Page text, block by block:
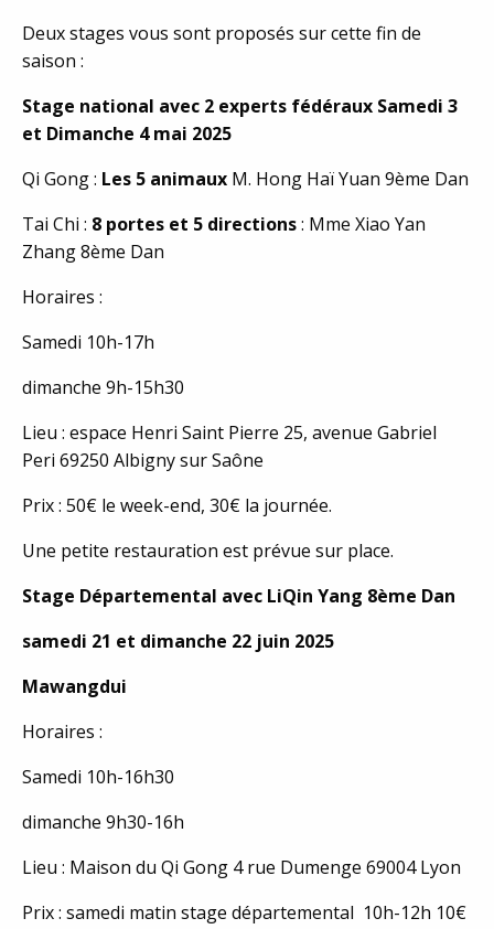
Deux stages vous sont proposés sur cette fin de
saison :
Stage national avec 2 experts fédéraux Samedi 3
et Dimanche 4 mai 2025
Qi Gong : Les 5 animaux M. Hong Haï Yuan 9ème Dan
Tai Chi : 8 portes et 5 directions: Mme Xiao Yan
Zhang 8ème Dan
Horaires :
Samedi 10h-17h
dimanche 9h-15h30
Lieu : espace Henri Saint Pierre 25, avenue Gabriel
Peri 69250 Albigny sur Saône
Prix : 50€ le week-end, 30€ la journée.
Une petite restauration est prévue sur place.
Stage Départemental avec LiQin Yang 8ème Dan
samedi 21 et dimanche 22 juin 2025
Mawangdui
Horaires :
Samedi 10h-16h30
dimanche 9h30-16h
Lieu : Maison du Qi Gong 4 rue Dumenge 69004 Lyon
Prix : samedi matin stage départemental 10h-12h 10€